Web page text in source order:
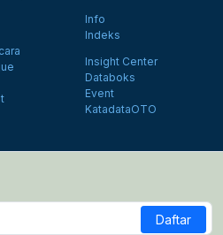
Info
Indeks
Insight Center
Databoks
Event
KatadataOTO
Daftar